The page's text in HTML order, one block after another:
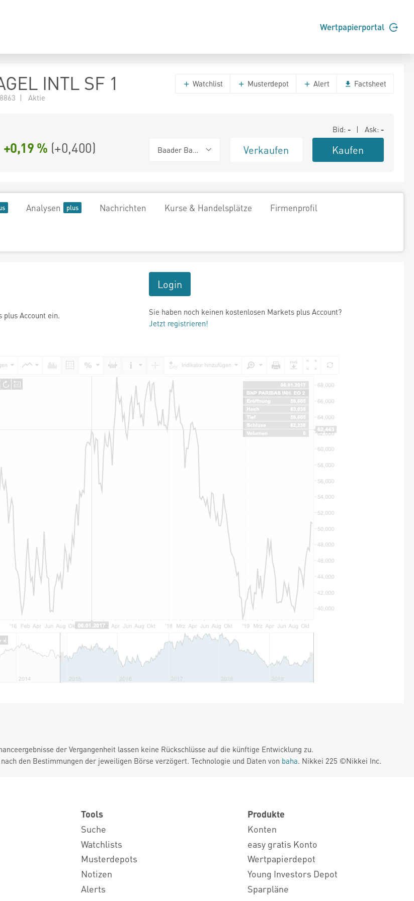
Wertpapierportal
INTL SF 1
| Aktie
Watchlist Musterdepot Alert Factsheet
Bid: - | Ask: -
+0,19 % (+0,400) Baader Bank (Baadex) Verkaufen Kaufen
Analysen Nachrichten Kurse & Handelsplätze Firmenprofil
plus Account ein.
Login
Sie haben noch keinen kostenlosen Markets plus Account?
Jetzt registrieren!
der Vergangenheit lassen keine Rückschlüsse auf die künftige Entwicklung zu.
den Bestimmungen der jeweiligen Börse verzögert. Technologie und Daten von baha. Nikkei 225 ©Nikkei Inc.
Tools
Suche
Watchlists
Musterdepots
Notizen
Alerts
Produkte
Konten
easy gratis Konto
Wertpapierdepot
Young Investors Depot
Sparpläne